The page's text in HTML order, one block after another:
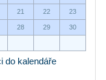
21 22 23
28 29 30
do kalendáře